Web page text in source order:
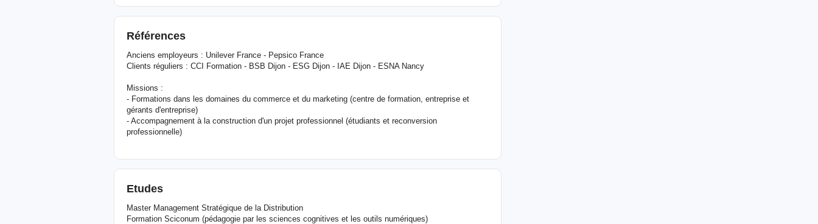
Références
Anciens employeurs : Unilever France - Pepsico France
Clients réguliers : CCI Formation - BSB Dijon - ESG Dijon - IAE Dijon - ESNA Nancy
Missions :
- Formations dans les domaines du commerce et du marketing (centre de formation, entreprise et
gérants d'entreprise)
- Accompagnement à la construction d'un projet professionnel (étudiants et reconversion
professionnelle)
Etudes
Master Management Stratégique de la Distribution
Formation Sciconum (pédagogie par les sciences cognitives et les outils numériques)